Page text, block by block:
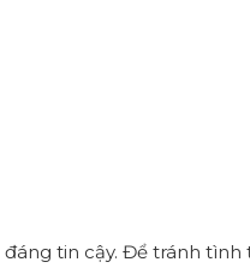
tin cậy. Để tránh tình